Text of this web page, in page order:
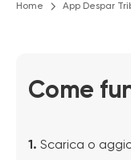
Home App Despar
Come
1. Scarica o